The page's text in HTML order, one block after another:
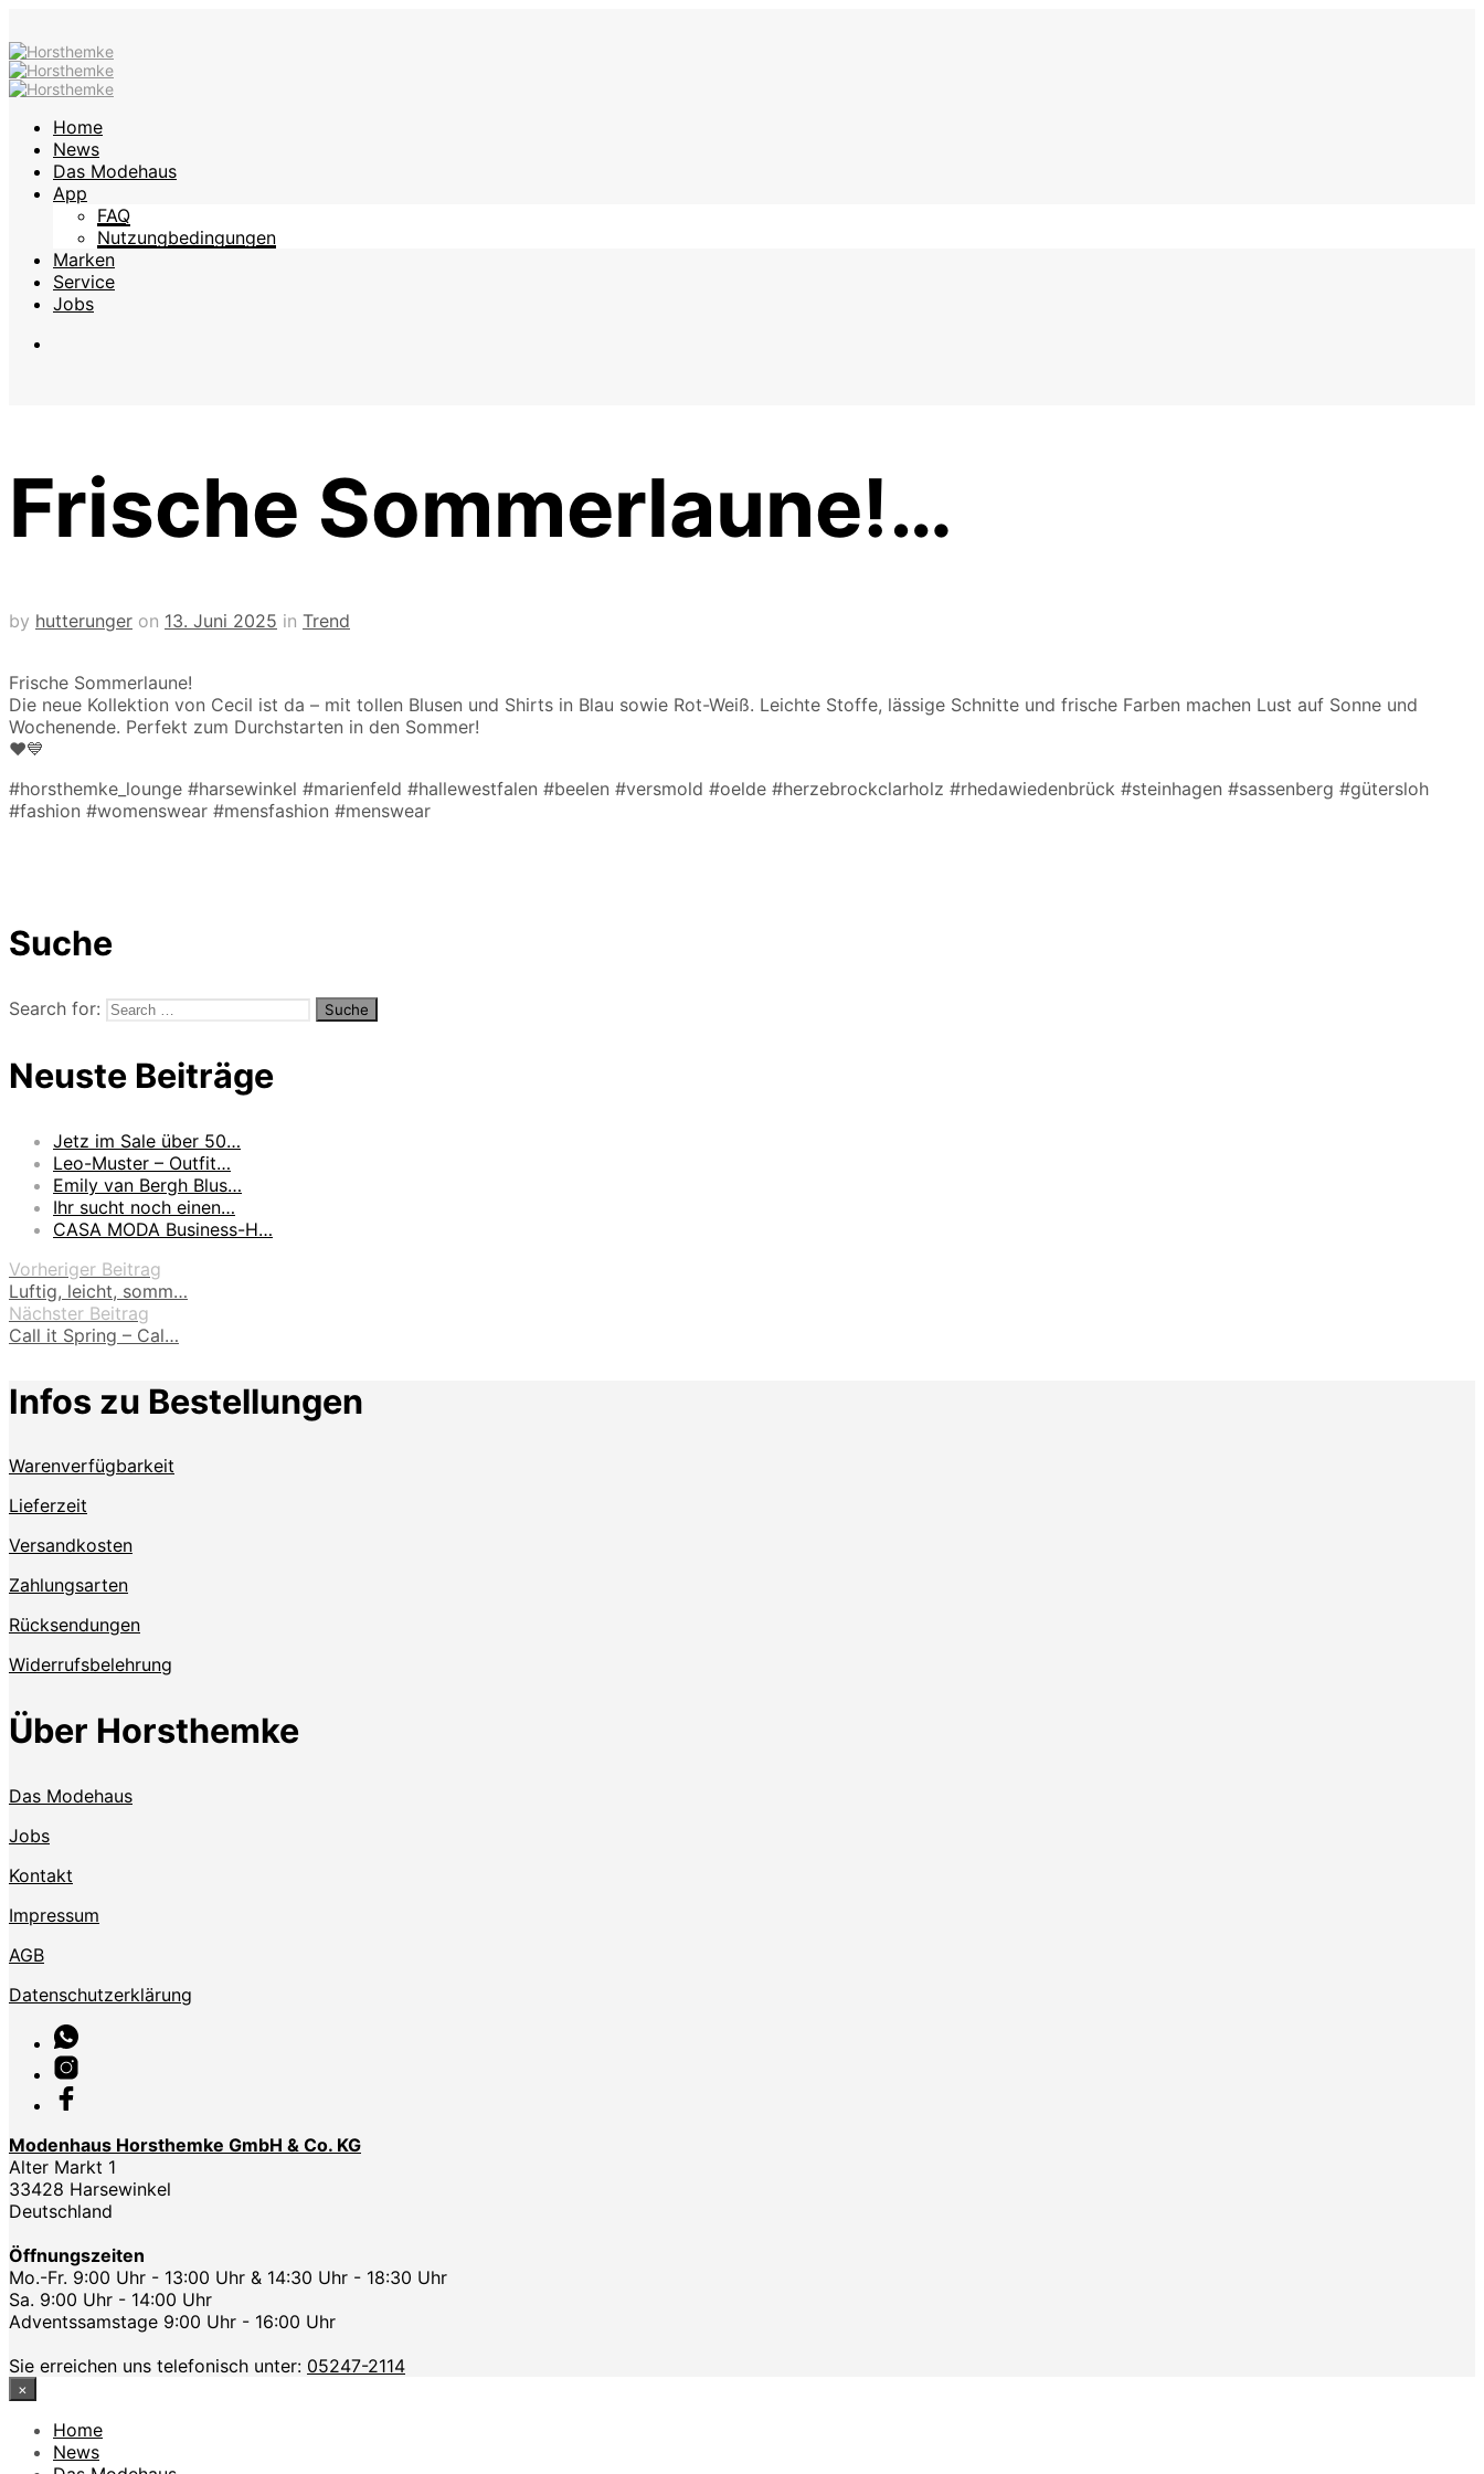
Home
News
Das Modehaus
App
FAQ
Nutzungbedingungen
Marken
Service
Jobs
Frische Sommerlaune!…
by hutterunger on 13. Juni 2025 in Trend
Frische Sommerlaune!
Die neue Kollektion von Cecil ist da – mit tollen Blusen und Shirts in Blau sowie Rot-Weiß. Leichte Stoffe, lässige Schnitte und frische Farben machen Lust auf Sonne und
Wochenende. Perfekt zum Durchstarten in den Sommer!
❤️💙
#horsthemke_lounge #harsewinkel #marienfeld #hallewestfalen #beelen #versmold #oelde #herzebrockclarholz #rhedawiedenbrück #steinhagen #sassenberg #gütersloh
#fashion #womenswear #mensfashion #menswear
Suche
Search for:
Neuste Beiträge
Jetz im Sale über 50…
Leo-Muster – Outfit…
Emily van Bergh Blus…
Ihr sucht noch einen…
CASA MODA Business-H…
Vorheriger Beitrag
Luftig, leicht, somm…
Nächster Beitrag
Call it Spring – Cal…
Infos zu Bestellungen
Warenverfügbarkeit
Lieferzeit
Versandkosten
Zahlungsarten
Rücksendungen
Widerrufsbelehrung
Über Horsthemke
Das Modehaus
Jobs
Kontakt
Impressum
AGB
Datenschutzerklärung
Modenhaus Horsthemke GmbH & Co. KG
Alter Markt 1
33428 Harsewinkel
Deutschland
Öffnungszeiten
Mo.-Fr. 9:00 Uhr - 13:00 Uhr & 14:30 Uhr - 18:30 Uhr
Sa. 9:00 Uhr - 14:00 Uhr
Adventssamstage 9:00 Uhr - 16:00 Uhr
Sie erreichen uns telefonisch unter: 05247-2114
×
Home
News